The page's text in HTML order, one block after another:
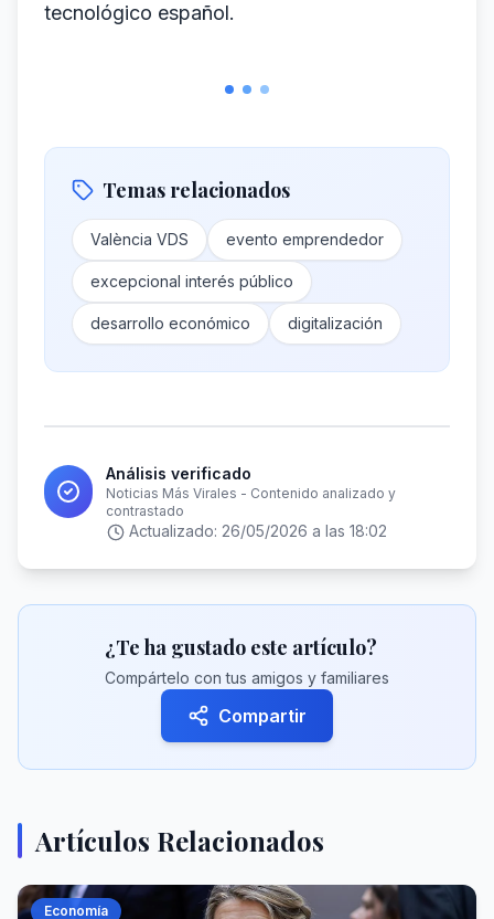
tecnológico español.
Temas relacionados
València VDS evento emprendedor
excepcional interés público
desarrollo económico digitalización
Análisis verificado
Noticias Más Virales - Contenido analizado y
contrastado
Actualizado: 26/05/2026 a las 18:02
¿Te ha gustado este artículo?
Compártelo con tus amigos y familiares
Compartir
Artículos Relacionados
Economía